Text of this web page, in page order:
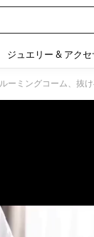
ジュエリー & アクセ
ーミングコーム、抜